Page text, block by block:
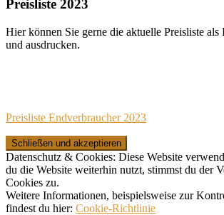
Preisliste 2023
Hier können Sie gerne die aktuelle Preisliste
und ausdrucken.
Preisliste Endverbraucher 2023
Datenschutz & Cookies: Diese Website
du die Website weiterhin nutzt, stimmst du der
Cookies zu.
Weitere Informationen, beispielsweise zur
findest du hier: Cookie-Richtlinie